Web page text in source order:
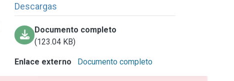
Descargas
Documento completo
(123.04 KB)
Enlace externo Documento completo